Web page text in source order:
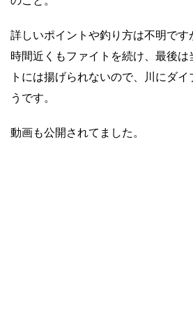
詳しいポイントや釣り方は不明です
時間近くもファイトを続け、最後
トには揚げられないので、川にダ
うです。
動画も公開されてました。